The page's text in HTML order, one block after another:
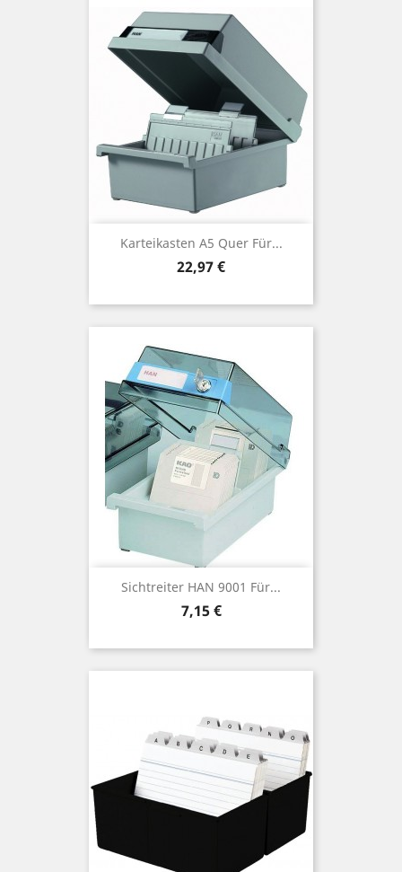
Karteikasten A5 Quer Für...
Preis
22,97 €
Sichtreiter HAN 9001 Für...
Preis
7,15 €